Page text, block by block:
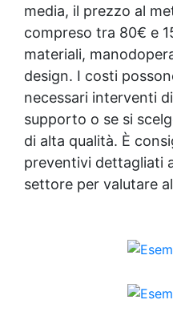
media, il prezzo al
compreso tra 80€ e
materiali,
design. I costi
necessari interventi
supporto o se si
di alta qualità. È
preventivi dettagliati
settore per valutare